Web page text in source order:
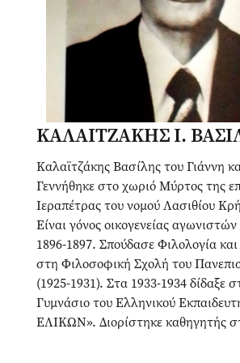
ΚΑΛΑΙΤΖΑΚΗΣ Ι.
Καλαϊτζάκης Βασίλης του Γιάννη
Γεννήθηκε στο χωριό Μύρτος της
Ιεραπέτρας του νομού Λασιθίου
Είναι γόνος οικογενείας
1896-1897. Σπούδασε Φιλολογία
στη Φιλοσοφική Σχολή του
(1925-1931). Στα 1933-1934 δίδαξε
Γυμνάσιο του Ελληνικού
ΕΛΙΚΩΝ». Διορίστηκε καθηγητής